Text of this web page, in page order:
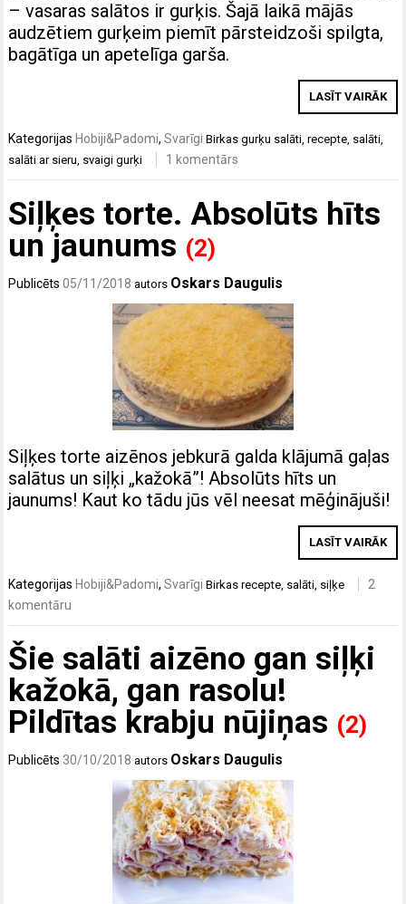
– vasaras salātos ir gurķis. Šajā laikā mājās
audzētiem gurķeim piemīt pārsteidzoši spilgta,
bagātīga un apetelīga garša.
LASĪT VAIRĀK
Kategorijas Hobiji&Padomi,Svarīgi Birkasgurķu salāti,recepte, salāti,
salāti ar sieru, svaigi gurķi 1 komentārs
Siļķes torte. Absolūts hīts
un jaunums (2)
Publicēts05/11/2018 autors Oskars Daugulis
Siļķes torte aizēnos jebkurā galda klājumā gaļas
salātus un siļķi „kažokā”! Absolūts hīts un
jaunums! Kaut ko tādu jūs vēl neesat mēģinājuši!
LASĪT VAIRĀK
KategorijasHobiji&Padomi,Svarīgi Birkasrecepte salāti siļķe
2
komentāru
Šie salāti aizēno gan siļķi
kažokā, gan rasolu!
Pildītas krabju nūjiņas (2)
Publicēts 30/10/2018 autors Oskars Daugulis